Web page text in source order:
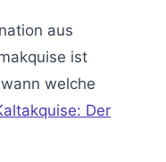
aus
ist
welche
Der